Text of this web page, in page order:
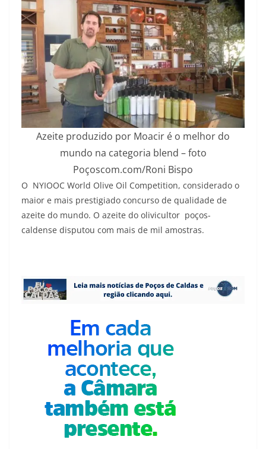
Azeite produzido por Moacir é o melhor do
mundo na categoria blend – foto
Poçoscom.com/Roni Bispo
O NYIOOC World Olive Oil Competition, considerado o
maior e mais prestigiado concurso de qualidade de
azeite do mundo. O azeite do olivicultor poços-
caldense disputou com mais de mil amostras.